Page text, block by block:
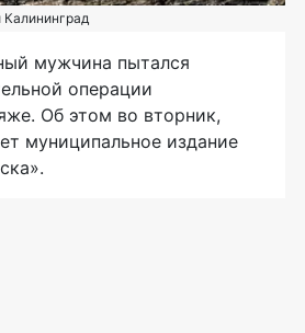
мужчина пытался
операции
Об этом во вторник,
муниципальное издание